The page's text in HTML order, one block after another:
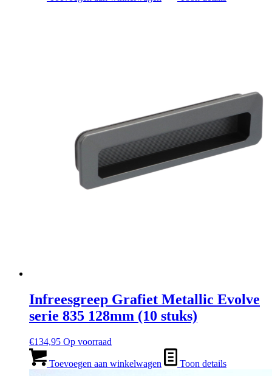
Infreesgreep Grafiet Metallic Evolve
serie 835 128mm (10 stuks)
€134,95 Op voorraad
Toevoegen aan winkelwagen Toon details